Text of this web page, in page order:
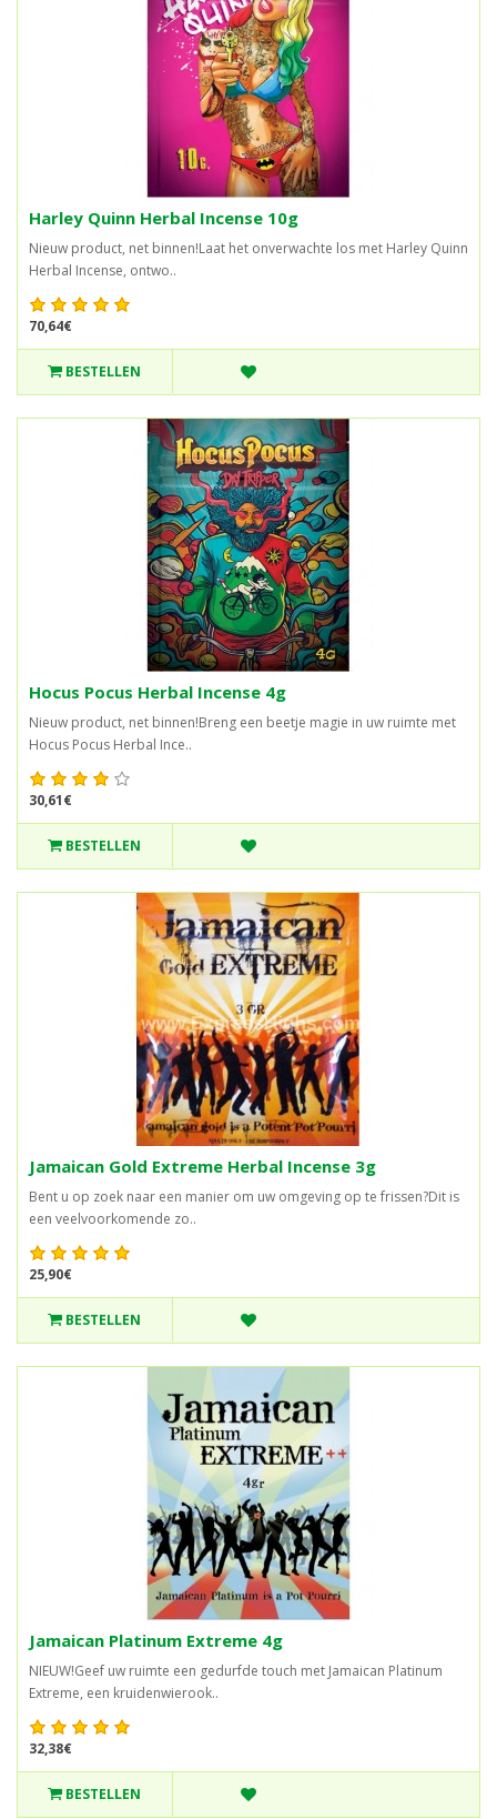
Harley Quinn Herbal Incense 10g
Nieuw product, net binnen!Laat het onverwachte los met Harley Quinn
Herbal Incense, ontwo..
70,64€
BESTELLEN
Hocus Pocus Herbal Incense 4g
Nieuw product, net binnen!Breng een beetje magie in uw ruimte met
Hocus Pocus Herbal Ince..
30,61€
BESTELLEN
Jamaican Gold Extreme Herbal Incense 3g
Bent u op zoek naar een manier om uw omgeving op te frissen?Dit is
een veelvoorkomende zo..
25,90€
BESTELLEN
Jamaican Platinum Extreme 4g
NIEUW!Geef uw ruimte een gedurfde touch met Jamaican Platinum
Extreme, een kruidenwierook..
32,38€
BESTELLEN